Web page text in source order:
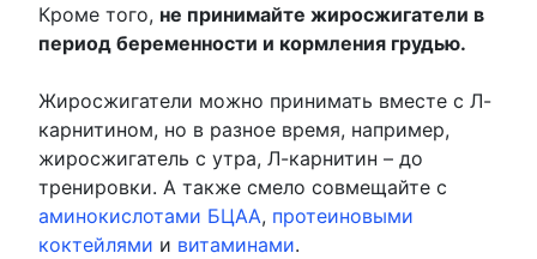
Кроме того, не принимайте жиросжигатели в
период беременности и кормления грудью.
Жиросжигатели можно принимать вместе с Л-
карнитином, но в разное время, например,
жиросжигатель с утра, Л-карнитин – до
тренировки. А также смело совмещайте с
аминокислотами БЦАА, протеиновыми
коктейлями и витаминами.